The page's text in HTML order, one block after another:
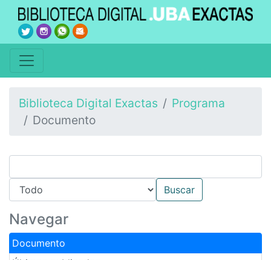
Biblioteca Digital Exactas
Programa
Documento
Navegar
Documento